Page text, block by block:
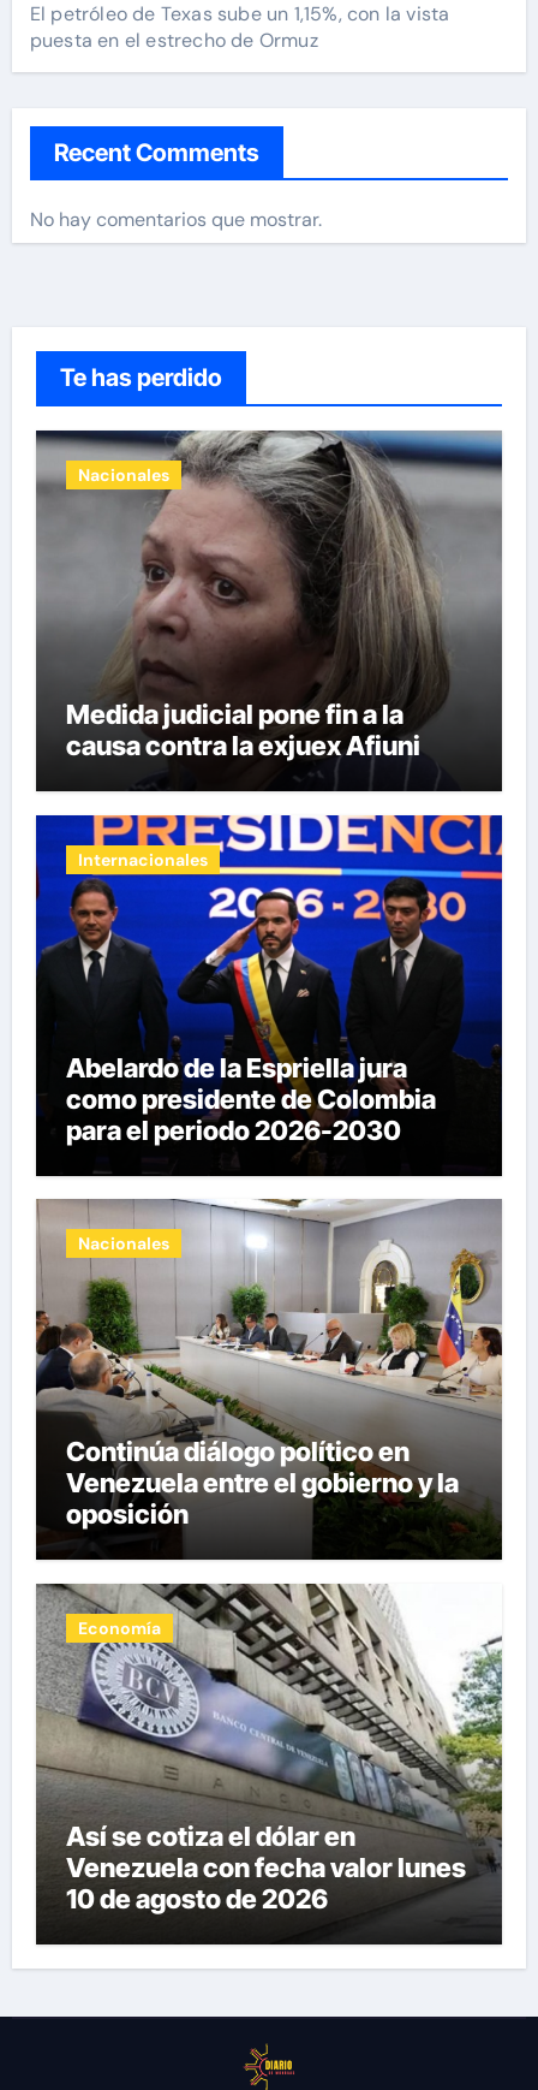
El petróleo de Texas sube un 1,15%, con la vista
puesta en el estrecho de Ormuz
Recent Comments
No hay comentarios que mostrar.
Te has perdido
Nacionales
Medida judicial pone fin a la
causa contra la exjuex Afiuni
Internacionales
Abelardo de la Espriella jura
como presidente de Colombia
para el periodo 2026-2030
Nacionales
Continúa diálogo político en
Venezuela entre el gobierno y la
oposición
Economía
Así se cotiza el dólar en
Venezuela con fecha valor lunes
10 de agosto de 2026